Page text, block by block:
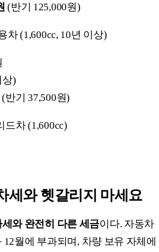
(반기 125,000원)
차 (1,600cc, 10년 이상)
상)
(반기 37,500원)
드차 (1,600cc)
세와 헷갈리지 마세요
와 완전히 다른 세금이다. 자동차
월에 부과되며, 차량 보유 자체에